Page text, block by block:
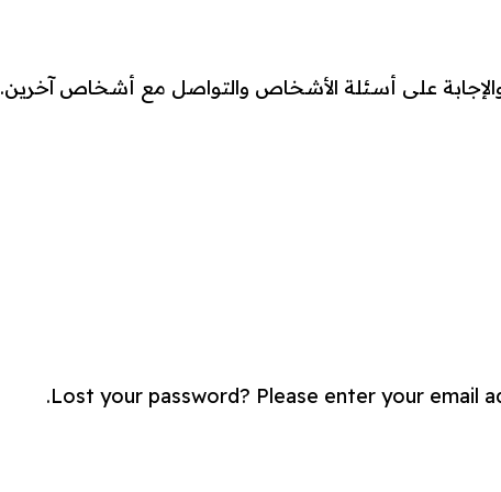
على أسئلة الأشخاص والتواصل مع أشخاص آخرين.
Lost your password? Please enter your email